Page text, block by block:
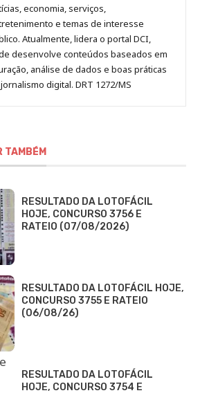
economia, serviços,
e temas de interesse
Atualmente, lidera o portal DCI,
desenvolve conteúdos baseados em
análise de dados e boas práticas
digital. DRT 1272/MS
TAMBÉM
RESULTADO DA LOTOFÁCIL
HOJE, CONCURSO 3756 E
RATEIO (07/08/2026)
RESULTADO DA LOTOFÁCIL HOJE,
CONCURSO 3755 E RATEIO
(06/08/26)
RESULTADO DA LOTOFÁCIL
HOJE, CONCURSO 3754 E